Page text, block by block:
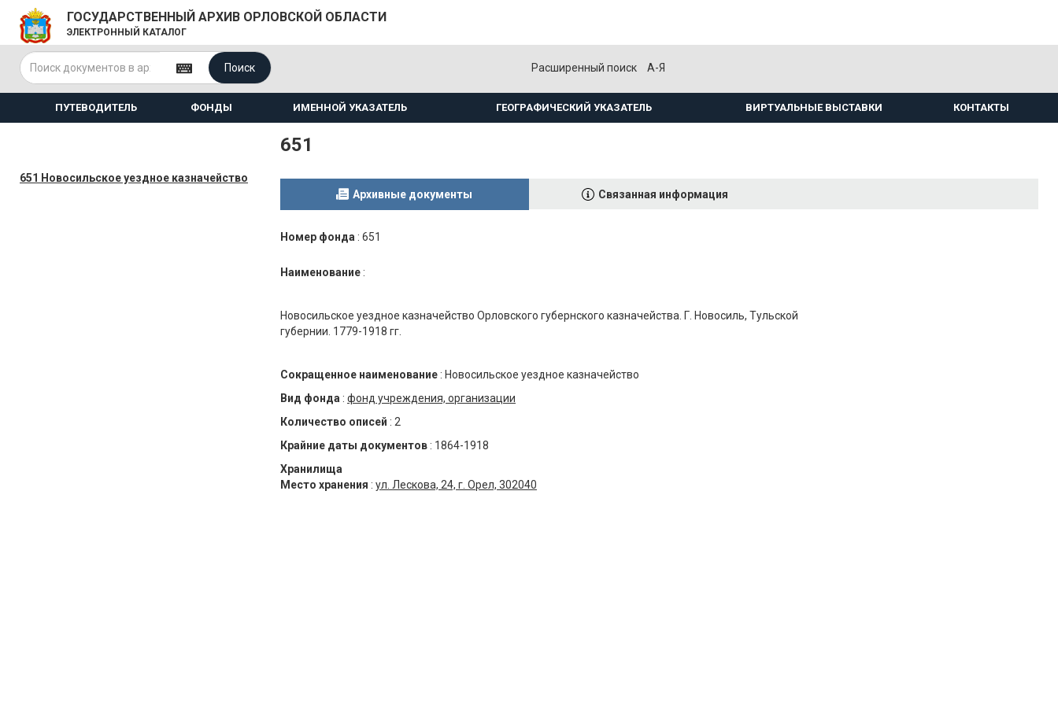
ГОСУДАРСТВЕННЫЙ АРХИВ ОРЛОВСКОЙ ОБЛАСТИ
ЭЛЕКТРОННЫЙ КАТАЛОГ
Поиск Расширенный поиск А-Я
ПУТЕВОДИТЕЛЬ ФОНДЫ ИМЕННОЙ УКАЗАТЕЛЬ ГЕОГРАФИЧЕСКИЙ УКАЗАТЕЛЬ ВИРТУАЛЬНЫЕ ВЫСТАВКИ КОНТАКТЫ
651 Новосильское уездное казначейство
651
Архивные документы Связанная информация
Номер фонда : 651
Наименование :
Новосильское уездное казначейство Орловского губернского казначейства. Г. Новосиль, Тульской
губернии. 1779-1918 гг.
Сокращенное наименование : Новосильское уездное казначейство
Вид фонда : фонд учреждения, организации
Количество описей : 2
Крайние даты документов : 1864-1918
Хранилища
Место хранения : ул. Лескова, 24, г. Орел, 302040